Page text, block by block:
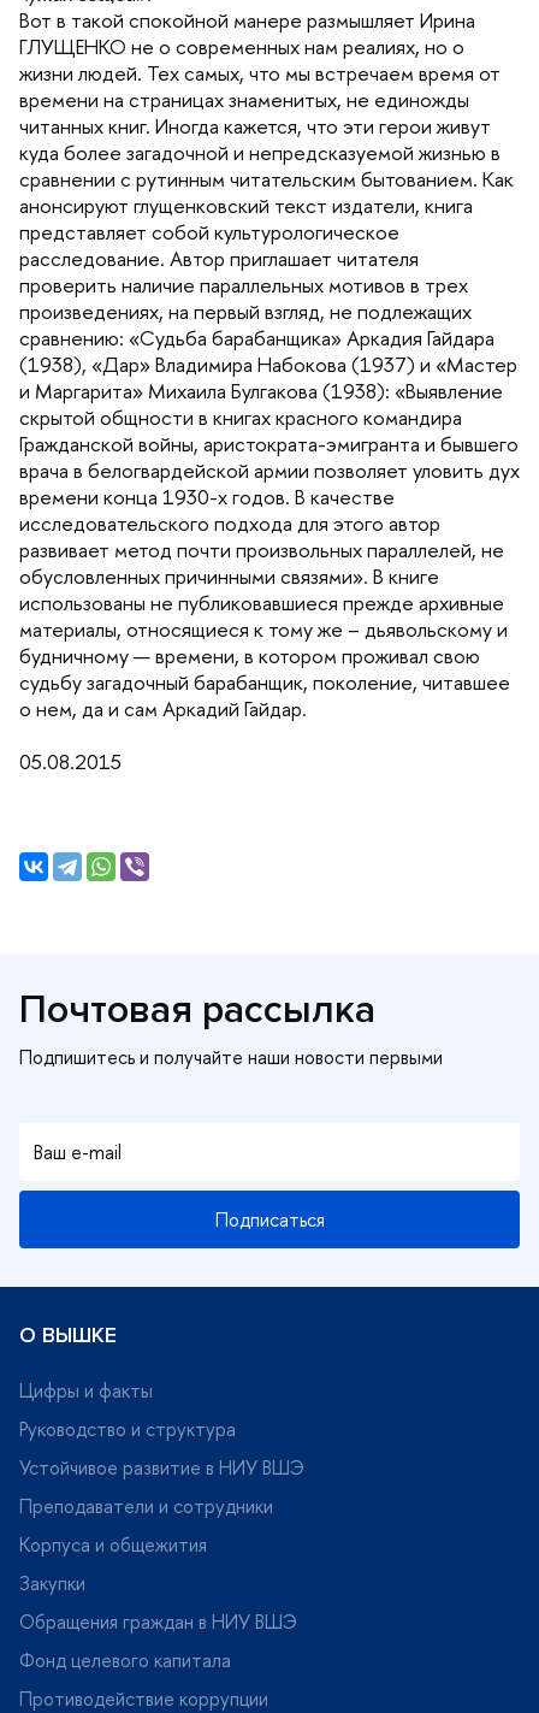
от в такой спокойной манере размышляет Ирина
ГЛУЩЕНКО не о современных нам реалиях, но о
жизни людей. Тех самых, что мы встречаем время от
ремени на страницах знаменитых, не единожды
читанных книг. Иногда кажется, что эти герои живут
куда более загадочной и непредсказуемой жизнью
сравнении с рутинным читательским бытованием. Как
анонсируют глущенковский текст издатели, книга
представляет собой культурологическое
расследование. Автор приглашает читателя
проверить наличие параллельных мотивов в трех
произведениях, на первый взгляд, не подлежащих
сравнению: «Судьба барабанщика» Аркадия Гайдара
(1938), «Дар» Владимира Набокова (1937) и «Мастер
и Маргарита» Михаила Булгакова (1938): «Выявление
скрытой общности в книгах красного командира
Гражданской войны, аристократа-эмигранта и бывшего
рача в белогвардейской армии позволяет уловить дух
ремени конца 1930-х годов. В качестве
исследовательского подхода для этого автор
развивает метод почти произвольных параллелей, не
обусловленных причинными связями». В книге
использованы не публиковавшиеся прежде архивные
материалы, относящиеся к тому же – дьявольскому и
удничному — времени, в котором проживал свою
судьбу загадочный барабанщик, поколение, читавшее
о нем, да и сам Аркадий Гайдар.
05.08.2015
Почтовая рассылка
Подписаться
О ВЫШКЕ
Цифры и факты
Руководство и структура
Устойчивое развитие в НИУ ВШЭ
Преподаватели и сотрудники
Корпуса и общежития
Закупки
Обращения граждан в НИУ ВШЭ
Фонд целевого капитала
Противодействие коррупции